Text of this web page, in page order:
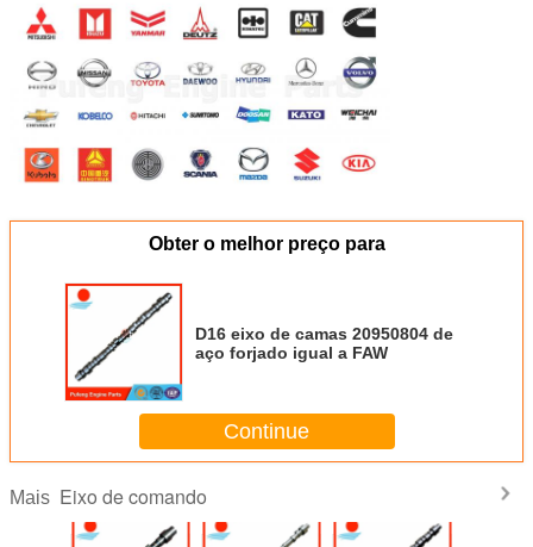
Obter o melhor preço para
D16 eixo de camas 20950804 de
aço forjado igual a FAW
Continue
Mais Eixo de comando